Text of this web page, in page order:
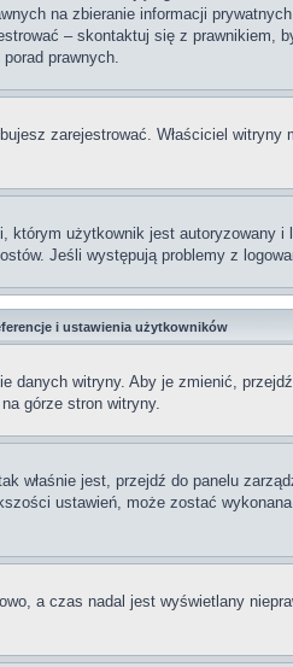
na zbieranie informacji
– skontaktuj się z
prawnych.
zarejestrować. Właściciel
użytkownik jest autoryzowany i
Jeśli występują problemy z
i ustawienia użytkowników
witryny. Aby je zmienić,
górze stron witryny.
jest, przejdź do panelu
ustawień, może zostać
a czas nadal jest wyświetlany